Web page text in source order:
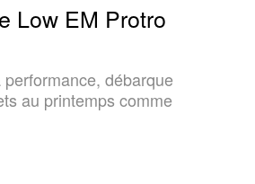
Low EM Protro
débarque
au printemps comme